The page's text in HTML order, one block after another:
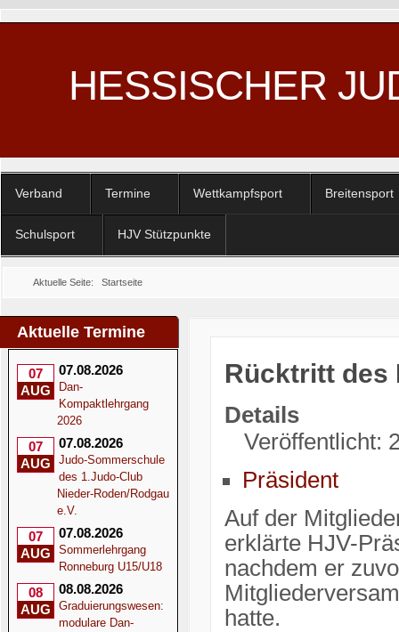
HESSISCHER
Verband Termine Wettkampfsport Breitensport
Schulsport HJV Stützpunkte
Aktuelle Seite: Startseite
Aktuelle Termine
07
AUG
07.08.2026
Dan-
Kompaktlehrgang
2026
07
AUG
07.08.2026
Judo-Sommerschule
des 1.Judo-Club
Nieder-Roden/Rodgau
e.V.
07
AUG
07.08.2026
Sommerlehrgang
Ronneburg U15/U18
08
AUG
08.08.2026
Graduierungswesen:
modulare Dan-
Rücktritt des
Details
Veröffentlicht:
Präsident
Auf der
erklärte HJV-
nachdem er
hatte.